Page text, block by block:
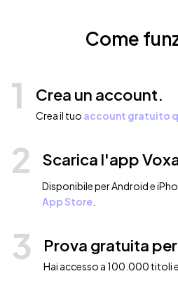
Come
1 Crea un account.
Crea il tuo account gratuito
2 Scarica l'app
Disponibile per Android e
App Store
3 Prova gratuita
Hai accesso a 100.000 titoli